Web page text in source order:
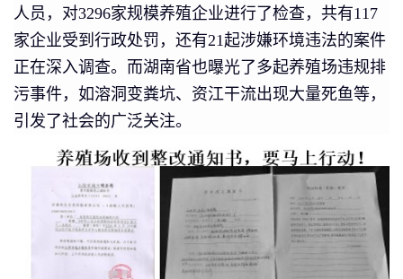
人员，对3296家规模养殖企业进行了检查，共有117
家企业受到行政处罚，还有21起涉嫌环境违法的案件
正在深入调查。而湖南省也曝光了多起养殖场违规排
污事件，如溶洞变粪坑、资江干流出现大量死鱼等，
引发了社会的广泛关注。